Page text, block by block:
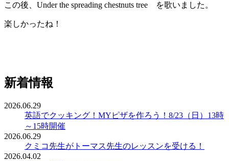
この後、Under the spreading chestnuts tree を歌いました。
楽しかったね！
新着情報
2026.06.29
英語でクッキング！MYピザを作ろう！8/23（日）13時
～15時開催
2026.06.29
クミコ先生がトーマス先生のレッスンを受ける！
2026.04.02